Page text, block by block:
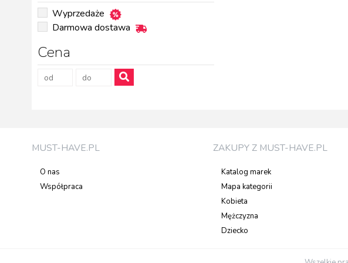
Wyprzedaże
Darmowa dostawa
Cena
MUST-HAVE.PL
O nas
Współpraca
ZAKUPY Z MUST-HAVE.PL
Katalog marek
Mapa kategorii
Kobieta
Mężczyzna
Dziecko